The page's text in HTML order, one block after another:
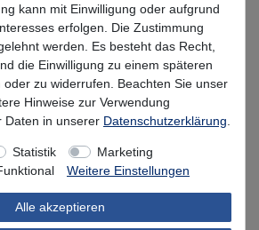
Artikel anzeigen
VMC 6139AH Light Jigging Assist Hook
- Zusatzhaken
ab 11,76 € *
Artikel anzeigen
kann mit Einwilligung oder aufgrund
erfolgen. Die Zustimmung
werden. Es besteht das Recht,
die Einwilligung zu einem späteren
zu widerrufen. Beachten Sie unser
Hinweise zur Verwendung
Daten in unserer Daten­schutz­erklärung
Statistik
Marketing
Weitere Einstellungen
Alle akzeptieren